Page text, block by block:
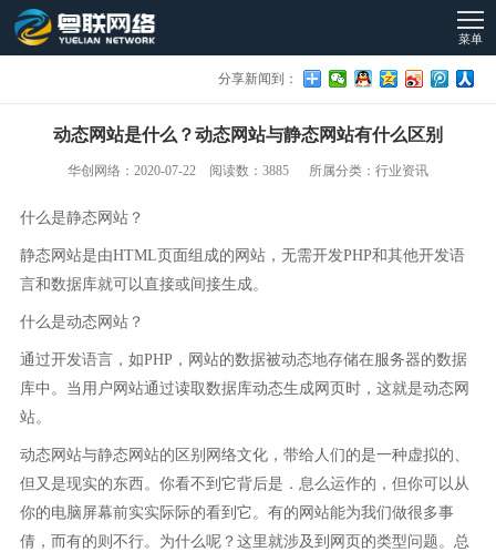
菜单
分享新闻到：
动态网站是什么？动态网站与静态网站有什么区别
华创网络：2020-07-22 阅读数：3885 所属分类：行业资讯
什么是静态网站？
静态网站是由HTML页面组成的网站，无需开发PHP和其他开发语
言和数据库就可以直接或间接生成。
什么是动态网站？
通过开发语言，如PHP，网站的数据被动态地存储在服务器的数据
库中。当用户网站通过读取数据库动态生成网页时，这就是动态网
站。
动态网站与静态网站的区别网络文化，带给人们的是一种虚拟的、
但又是现实的东西。你看不到它背后是．息么运作的，但你可以从
你的电脑屏幕前实实际际的看到它。有的网站能为我们做很多事
倩，而有的则不行。为什么呢？这里就涉及到网页的类型问题。总